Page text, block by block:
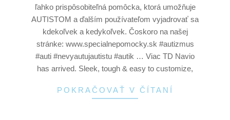
ľahko prispôsobiteľná pomôcka, ktorá umožňuje
AUTISTOM a ďalším používateľom vyjadrovať sa
kdekoľvek a kedykoľvek. Čoskoro na našej
stránke: www.specialnepomocky.sk #autizmus
#auti #nevyautujautistu #autik … Viac TD Navio
has arrived. Sleek, tough & easy to customize,
POKRAČOVAŤ V ČÍTANÍ